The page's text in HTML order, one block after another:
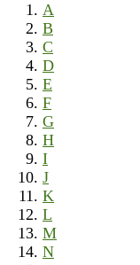
A
B
C
D
E
F
G
H
I
J
K
L
M
N